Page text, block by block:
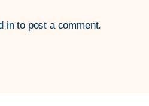
into post a comment.